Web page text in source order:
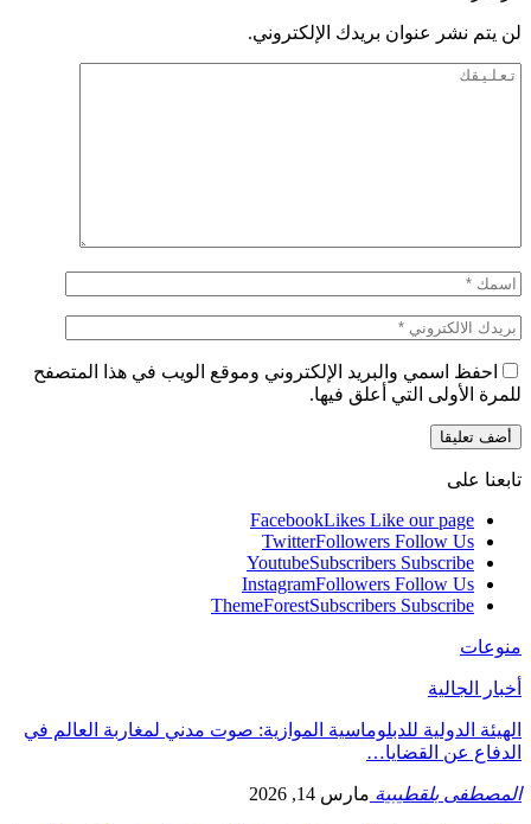
لن يتم نشر عنوان بريدك الإلكتروني.
احفظ اسمي والبريد الإلكتروني وموقع الويب في هذا المتصفح
للمرة الأولى التي أعلق فيها.
تابعنا على
FacebookLikes Like our page
TwitterFollowers Follow Us
YoutubeSubscribers Subscribe
InstagramFollowers Follow Us
ThemeForestSubscribers Subscribe
منوعات
أخبار الجالية
الهيئة الدولية للدبلوماسية الموازية: صوت مدني لمغاربة العالم في
الدفاع عن القضايا…
المصطفى بلقطيبية مارس 14, 2026